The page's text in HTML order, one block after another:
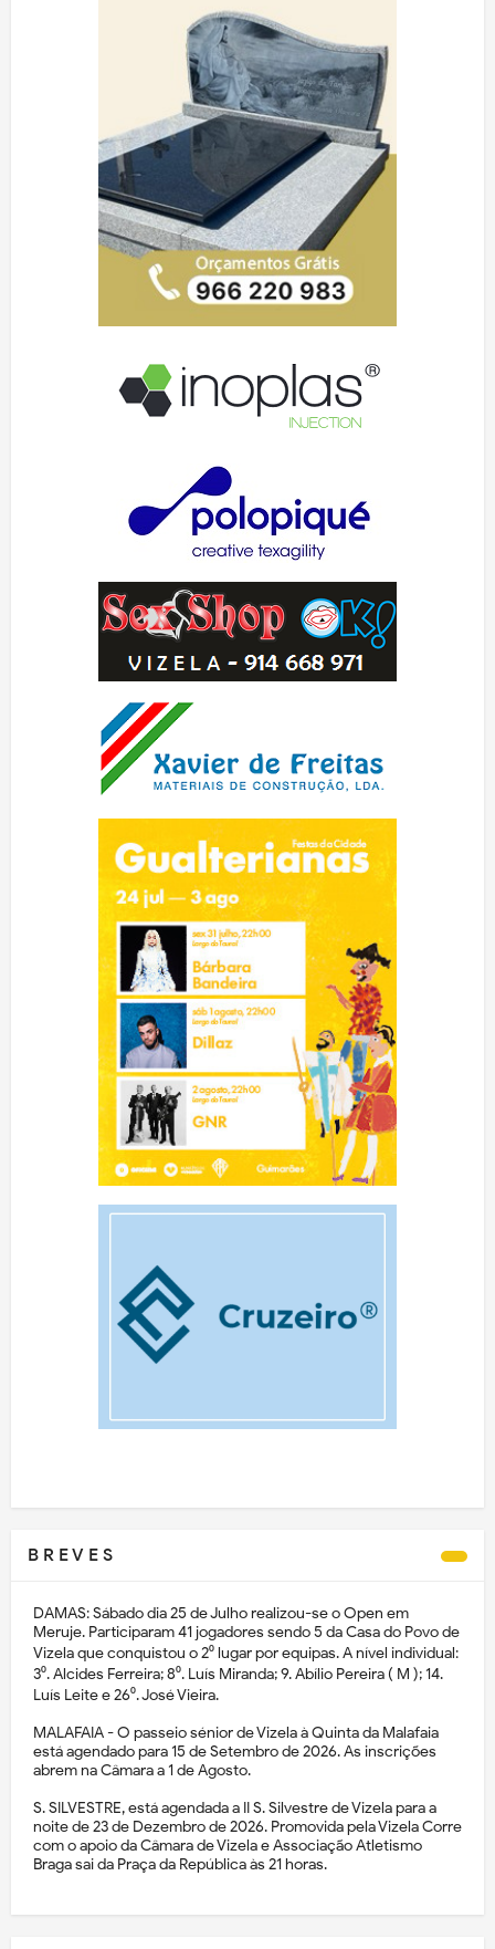
B R E V E S
DAMAS: Sábado dia 25 de Julho realizou-se o Open em
Meruje. Participaram 41 jogadores sendo 5 da Casa do Povo de
Vizela que conquistou o 2⁰ lugar por equipas. A nível individual:
3⁰. Alcides Ferreira; 8⁰. Luís Miranda; 9. Abílio Pereira ( M ); 14.
Luís Leite e 26⁰. José Vieira.
MALAFAIA - O passeio sénior de Vizela à Quinta da Malafaia
está agendado para 15 de Setembro de 2026. As inscrições
abrem na Câmara a 1 de Agosto.
S. SILVESTRE, está agendada a II S. Silvestre de Vizela para a
noite de 23 de Dezembro de 2026. Promovida pela Vizela Corre
com o apoio da Câmara de Vizela e Associação Atletismo
Braga sai da Praça da República às 21 horas.